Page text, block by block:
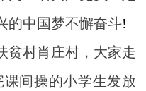
的中国梦不懈奋斗!
贫村肖庄村，大家走
间操的小学生发放